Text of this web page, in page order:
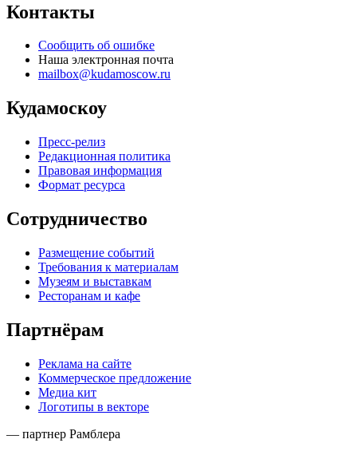
Контакты
Сообщить об ошибке
Наша электронная почта
mailbox@kudamoscow.ru
Кудамоскоу
Пресс-релиз
Редакционная политика
Правовая информация
Формат ресурса
Сотрудничество
Размещение событий
Требования к материалам
Музеям и выставкам
Ресторанам и кафе
Партнёрам
Реклама на сайте
Коммерческое предложение
Медиа кит
Логотипы в векторе
— партнер Рамблера